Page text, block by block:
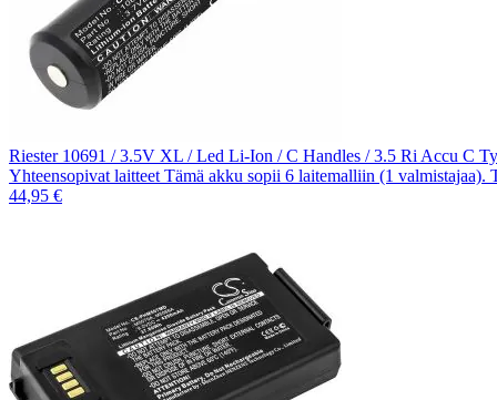
Riester 10691 / 3.5V XL / Led Li-Ion / C Handles / 3.5 Ri Accu C
Yhteensopivat laitteet Tämä akku sopii 6 laitemalliin (1 valmistajaa).
44,95 €